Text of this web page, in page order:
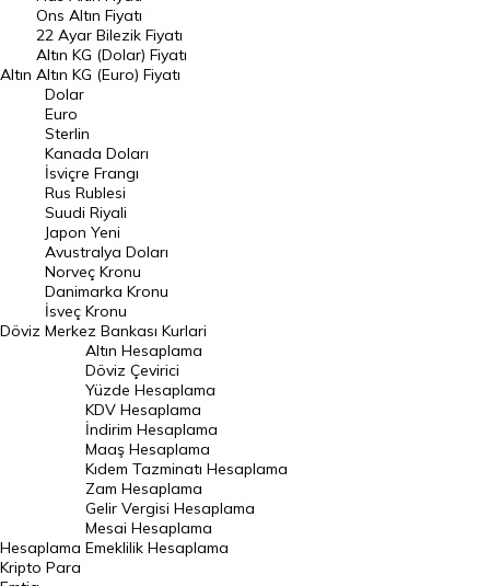
Döviz Kuru
Dolar Kuru
Euro Kuru
Pound Kuru
Frank Kuru
Riyal Kuru
Avustralya Doları
Danimarka Kronu Kuru
Kanada Doları Kuru
Norveç Kronu Kuru
İsveç Kronu Kuru
Japon Yeni Kuru
Serbest Piyasa Döviz Kurları
Merkez Bankası Döviz Kurları
Altın Fiyatları
Altın
Ons Altın Fiyatı
22 Ayar Bilezik Fiyatı
Altın KG (Dolar) Fiyatı
Altın KG (Euro) Fiyatı
Döviz
Dolar
Euro
Sterlin
Kanada Doları
İsviçre Frangı
Rus Rublesi
Suudi Riyali
Japon Yeni
Avustralya Doları
Norveç Kronu
Danimarka Kronu
İsveç Kronu
Merkez Bankası Kurlari
Hesaplama
Altın Hesaplama
Döviz Çevirici
Yüzde Hesaplama
KDV Hesaplama
İndirim Hesaplama
Maaş Hesaplama
Kıdem Tazminatı Hesaplama
Zam Hesaplama
Gelir Vergisi Hesaplama
Mesai Hesaplama
Emeklilik Hesaplama
Kripto Para